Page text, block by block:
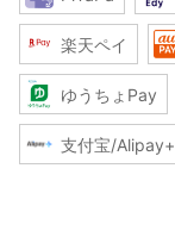
楽天ペイ
ゆうちょPay
支付宝/Alipay+